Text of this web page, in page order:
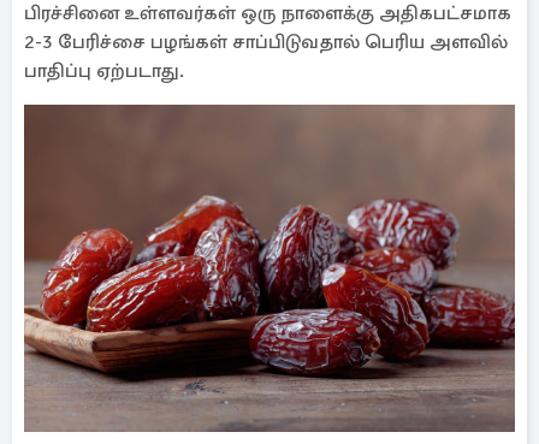
பிரச்சினை உள்ளவர்கள் ஒரு நாளைக்கு அதிகபட்சமாக
2-3 பேரிச்சை பழங்கள் சாப்பிடுவதால் பெரிய அளவில்
பாதிப்பு ஏற்படாது.